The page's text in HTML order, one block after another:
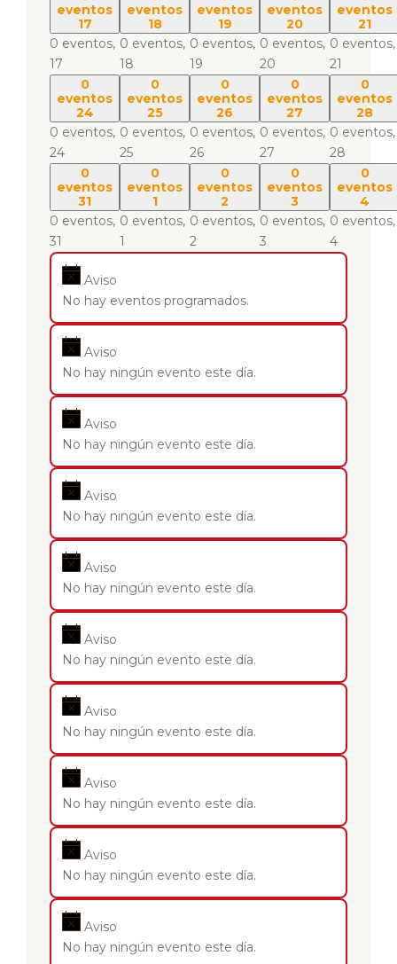
eventos
17
0 eventos,
17
eventos
18
0 eventos,
18
eventos
19
0 eventos,
19
eventos
20
0 eventos,
20
eventos
21
0 eventos,
21
0
eventos
24
0 eventos,
24
0
eventos
25
0 eventos,
25
0
eventos
26
0 eventos,
26
0
eventos
27
0 eventos,
27
0
eventos
28
0 eventos,
28
0
eventos
31
0 eventos,
31
0
eventos
1
0 eventos,
1
0
eventos
2
0 eventos,
2
0
eventos
3
0 eventos,
3
0
eventos
4
0 eventos,
4
Aviso
No hay eventos programados.
Aviso
No hay ningún evento este día.
Aviso
No hay ningún evento este día.
Aviso
No hay ningún evento este día.
Aviso
No hay ningún evento este día.
Aviso
No hay ningún evento este día.
Aviso
No hay ningún evento este día.
Aviso
No hay ningún evento este día.
Aviso
No hay ningún evento este día.
Aviso
No hay ningún evento este día.